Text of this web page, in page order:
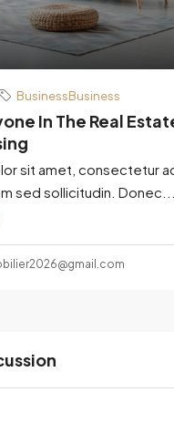
BusinessBusiness
In The Real
sit amet, consectetur
sed sollicitudin. Donec...